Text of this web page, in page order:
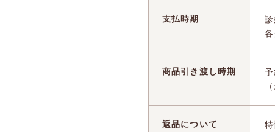
支払時期
商品引き渡し時期
返品について